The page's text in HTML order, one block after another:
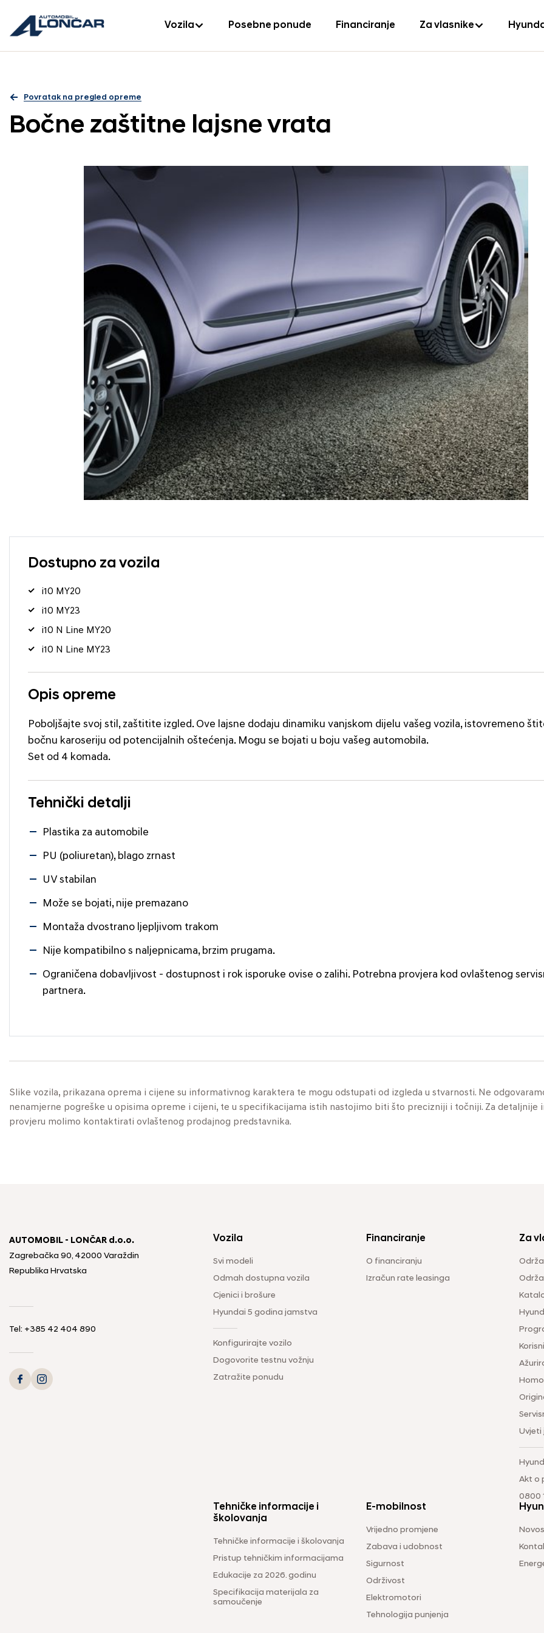
Vozila Posebne ponude Financiranje Za vlasnike
Povratak na pregled opreme
Bočne zaštitne lajsne vrata
Dostupno za vozila
i10 MY20
i10 MY23
i10 N Line MY20
i10 N Line MY23
Opis opreme
Poboljšajte svoj stil, zaštitite izgled. Ove lajsne dodaju dinamiku vanjskom dijelu vašeg vozila, istovremeno
bočnu karoseriju od potencijalnih oštećenja. Mogu se bojati u boju vašeg automobila.
Set od 4 komada.
Tehnički detalji
Plastika za automobile
PU (poliuretan), blago zrnast
UV stabilan
Može se bojati, nije premazano
Montaža dvostrano ljepljivom trakom
Nije kompatibilno s naljepnicama, brzim prugama.
Ograničena dobavljivost - dostupnost i rok isporuke ovise o zalihi. Potrebna provjera kod ovlaštenog
partnera.
Slike vozila, prikazana oprema i cijene su informativnog karaktera te mogu odstupati od izgleda u stvarnosti. Ne
nenamjerne pogreške u opisima opreme i cijeni, te u specifikacijama istih nastojimo biti što precizniji i točniji. Za detaljnije
provjeru molimo kontaktirati ovlaštenog prodajnog predstavnika.
AUTOMOBIL - LONČAR d.o.o.
Zagrebačka 90, 42000 Varaždin
Republika Hrvatska
Tel: +385 42 404 890
Vozila
Svi modeli
Odmah dostupna vozila
Cjenici i brošure
Hyundai 5 godina jamstva
Konfigurirajte vozilo
Dogovorite testnu vožnju
Zatražite ponudu
Financiranje
O financiranju
Izračun rate leasinga
Za
Uvjeti
Akt o
0800
Tehničke informacije i
školovanja
Tehničke informacije i školovanja
Pristup tehničkim informacijama
Edukacije za 2026. godinu
Specifikacija materijala za
samoučenje
E-mobilnost
Vrijedno promjene
Zabava i udobnost
Sigurnost
Održivost
Elektromotori
Tehnologija punjenja